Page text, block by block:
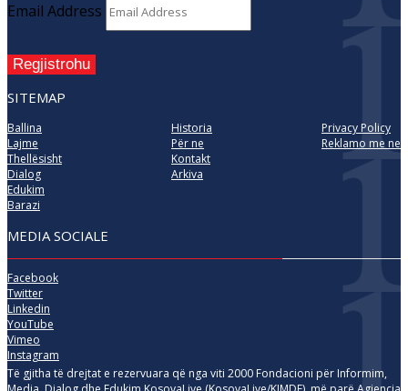
Email Address
Regjistrohu
SITEMAP
Ballina
Lajme
Thellësisht
Dialog
Edukim
Barazi
Historia
Për ne
Kontakt
Arkiva
Privacy Policy
Reklamo me ne
MEDIA SOCIALE
Facebook
Twitter
Linkedin
YouTube
Vimeo
Instagram
Të gjitha të drejtat e rezervuara që nga viti 2000 Fondacioni për Informim,